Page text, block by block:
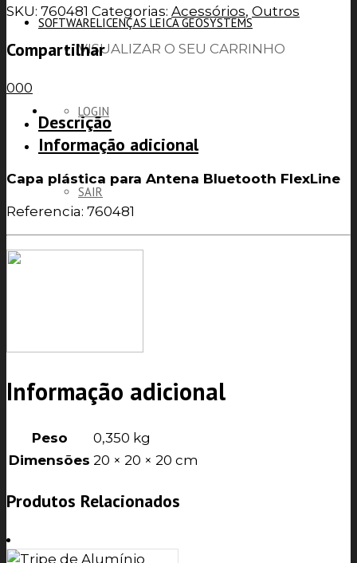
SOFTWARELICENÇAS LEICA GEOSYSTEMS
VISUALIZAR O SEU CARRINHO
LOGIN
SAIR
SKU: 760481 Categorias: Acessórios, Outros
Compartilhar
000
Descrição
Informação adicional
Capa plástica para Antena Bluetooth FlexLine
Referencia: 760481
Informação adicional
Peso
0,350 kg
Dimensões 20 × 20 × 20 cm
Produtos Relacionados